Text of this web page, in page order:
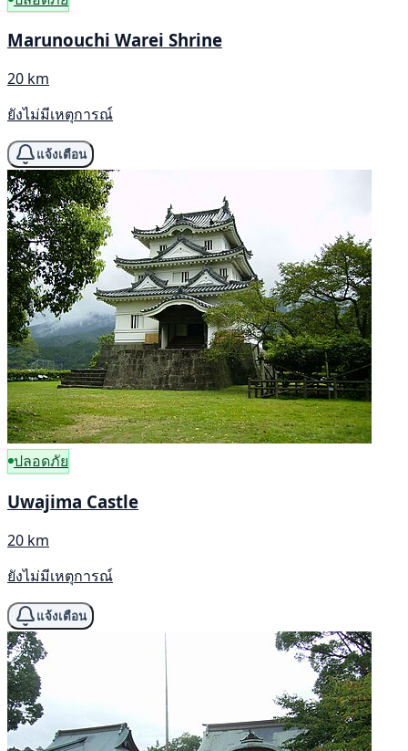
Marunouchi Warei Shrine
20 km
ยังไม่มีเหตุการณ์
แจ้งเตือน
ปลอดภัย
Uwajima Castle
20 km
ยังไม่มีเหตุการณ์
แจ้งเตือน